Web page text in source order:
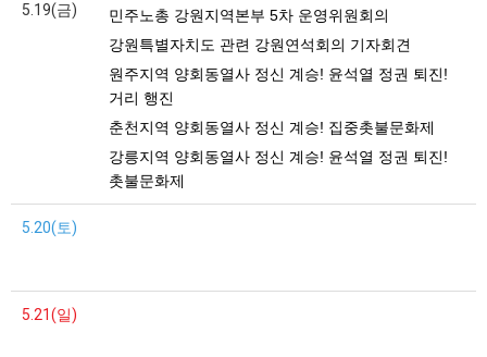
5.19(금)
민주노총 강원지역본부 5차 운영위원회의
강원특별자치도 관련 강원연석회의 기자회견
원주지역 양회동열사 정신 계승! 윤석열 정권 퇴진!
거리 행진
춘천지역 양회동열사 정신 계승! 집중촛불문화제
강릉지역 양회동열사 정신 계승! 윤석열 정권 퇴진!
촛불문화제
5.20(토)
5.21(일)